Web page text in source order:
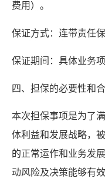
费用）。
保证方式：连带责任
保证期间：具体业务
四、担保的必要性和
本次担保事项是为了
体利益和发展战略，
的正常运作和业务发
动风险及决策能够有